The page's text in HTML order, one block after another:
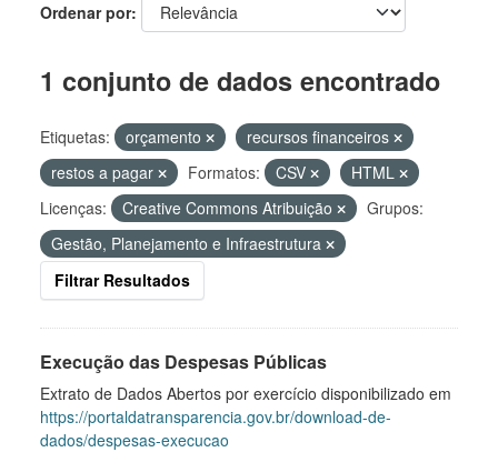
Ordenar por
1 conjunto de dados encontrado
Etiquetas: orçamento
recursos financeiros
restos a pagar
Formatos: CSV
HTML
Licenças:
Creative Commons Atribuição
Grupos:
Gestão, Planejamento e Infraestrutura
Filtrar Resultados
Execução das Despesas Públicas
Extrato de Dados Abertos por exercício disponibilizado em
https://portaldatransparencia.gov.br/download-de-
dados/despesas-execucao